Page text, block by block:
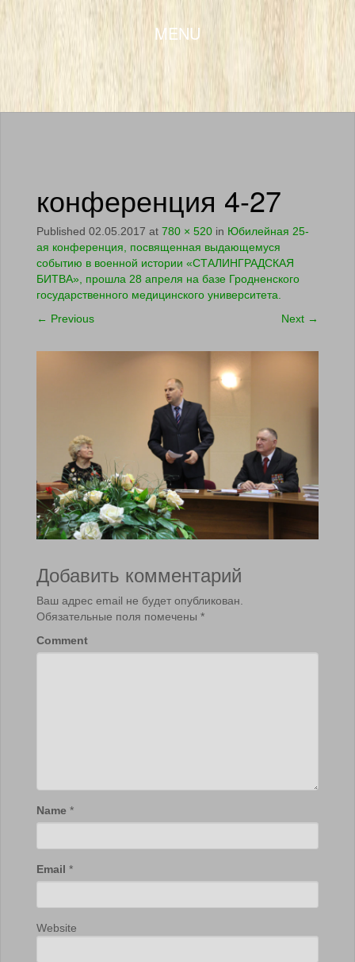
MENU
SKIP TO CONTENT
конференция 4-27
Published 02.05.2017 at 780 × 520 in Юбилейная 25-
ая конференция, посвященная выдающемуся
событию в военной истории «СТАЛИНГРАДСКАЯ
БИТВА», прошла 28 апреля на базе Гродненского
государственного медицинского университета.
← Previous Next →
Добавить комментарий
Ваш адрес email не будет опубликован.
Обязательные поля помечены *
Comment
Name *
Email *
Website